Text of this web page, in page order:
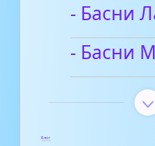
- Басни
- Басни
Блог